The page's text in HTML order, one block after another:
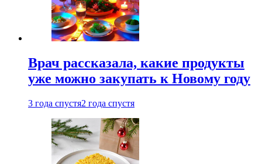
Врач рассказала, какие продукты
уже можно закупать к Новому году
3 года спустя2 года спустя